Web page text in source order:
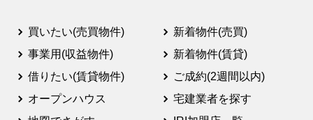
買いたい(売買物件)
事業用(収益物件)
借りたい(賃貸物件)
オープンハウス
新着物件(売買)
新着物件(賃貸)
ご成約(2週間以内)
宅建業者を探す